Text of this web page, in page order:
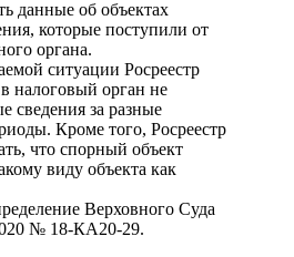
данные об объектах
которые поступили от
органа.
ситуации Росреестр
налоговый орган не
сведения за разные
Кроме того, Росреестр
что спорный объект
виду объекта как
Верховного Суда
№ 18-КА20-29.